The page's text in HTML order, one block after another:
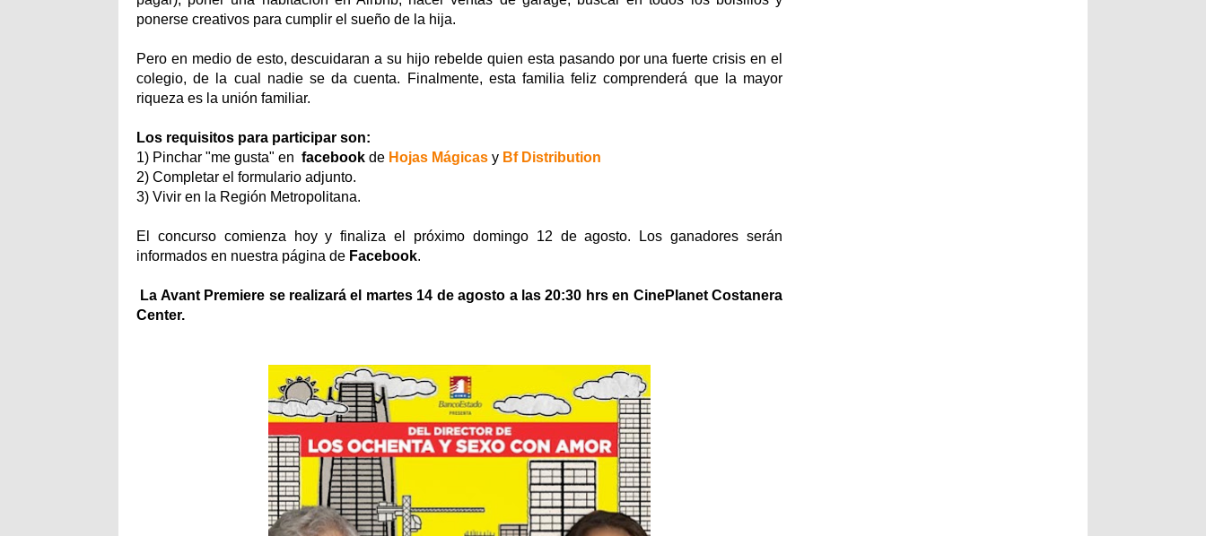
ponerse creativos para cumplir el sueño de la hija.
Pero en medio de esto, descuidaran a su hijo rebelde quien esta pasando por una fuerte crisis en el
colegio, de la cual nadie se da cuenta. Finalmente, esta familia feliz comprenderá que la mayor
riqueza es la unión familiar.
Los requisitos para participar son:
1) Pinchar "me gusta" en facebook de Hojas Mágicas y Bf Distribution
2) Completar el formulario adjunto.
3) Vivir en la Región Metropolitana.
El concurso comienza hoy y finaliza el próximo domingo 12 de agosto. Los ganadores serán
informados en nuestra página de Facebook.
La Avant Premiere se realizará el martes 14 de agosto a las 20:30 hrs en CinePlanet Costanera
Center.